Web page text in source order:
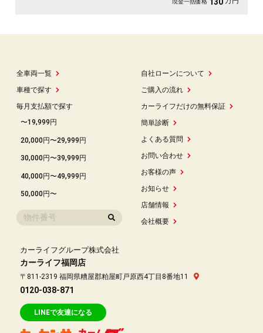
全車両一覧
車種で探す
毎月支払額で探す
〜19,999円
20,000円〜29,999円
30,000円〜39,999円
40,000円〜49,999円
50,000円〜
自社ローンについて
ご購入の流れ
カーライフだけの無料保証
簡単診断
よくある質問
お問い合わせ
お客様の声
お知らせ
店舗情報
会社概要
カーライフグループ株式会社
カーライフ福岡店
〒811-2319 福岡県糟屋郡粕屋町戸原西4丁目8番地11
0120-038-871
LINEで友達になる